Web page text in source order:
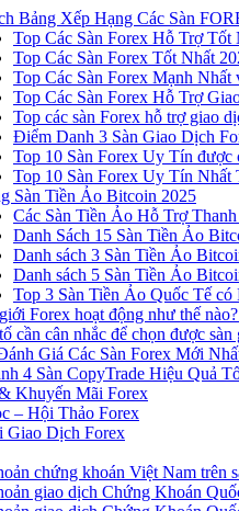
Bảng Xếp Hạng Các Sàn
Top Các Sàn Forex Hỗ Trợ
Top Các Sàn Forex Tốt Nhất
Top Các Sàn Forex Mạnh
Top Các Sàn Forex Hỗ Trợ
Top các sàn Forex hỗ trợ giao
Điểm Danh 3 Sàn Giao Dịch
Top 10 Sàn Forex Uy Tín
Top 10 Sàn Forex Uy Tín
Sàn Tiền Ảo Bitcoin 2025
Các Sàn Tiền Ảo Hỗ Trợ
Danh Sách 15 Sàn Tiền Ảo
Danh sách 3 Sàn Tiền Ảo
Danh sách 5 Sàn Tiền Ảo
Top 3 Sàn Tiền Ảo Quốc Tế
Forex hoạt động như thế
cần cân nhắc để chọn được
Giá Các Sàn Forex Mới
4 Sàn CopyTrade Hiệu Quả
Khuyến Mãi Forex
– Hội Thảo Forex
Giao Dịch Forex
chứng khoán Việt Nam trên
giao dịch Chứng Khoán